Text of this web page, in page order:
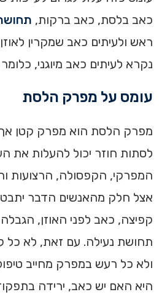
כאב בלסת, כאב ברקות,
ראש ולעיתים כאב שמקרין
נקרא לעיתים כאב מיוגני,
עומס על מפרק הלסת
מפרק הלסת הוא מפרק קטן אך
לסתות חוזר יכול להעלות את
המפרקי, הקפסולה, הרצועות
אצל חלק מהאנשים הדבר
קפיצה, כאב לפני האוזן,
תחושת נעילה. עם זאת, לא כל
ולא כל רעש במפרק מחייב
היא האם יש כאב, ירידה